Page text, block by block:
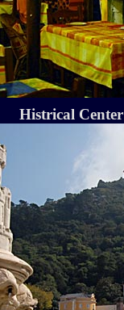
Histrical